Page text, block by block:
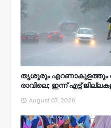
തൃശൂരും എറണാകുളത്തും
രാവിലെ; ഇന്ന് എട്ട്
August 07, 2026